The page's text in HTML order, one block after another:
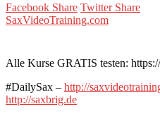
Facebook Share Twitter Share
SaxVideoTraining.com
Alle Kurse GRATIS testen:
#DailySax – http://
http://saxbrig.de